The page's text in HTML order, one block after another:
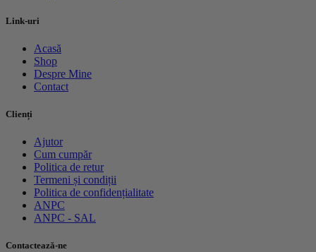
Link-uri
Acasă
Shop
Despre Mine
Contact
Clienți
Ajutor
Cum cumpăr
Politica de retur
Termeni și condiții
Politica de confidențialitate
ANPC
ANPC - SAL
Contactează-ne